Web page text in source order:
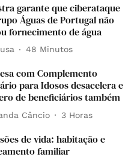
garante que ciberataque
Águas de Portugal não
fornecimento de água
48 Minutos
com Complemento
para Idosos desacelera e
de beneficiários também
Câncio 3 Horas
de vida: habitação e
familiar